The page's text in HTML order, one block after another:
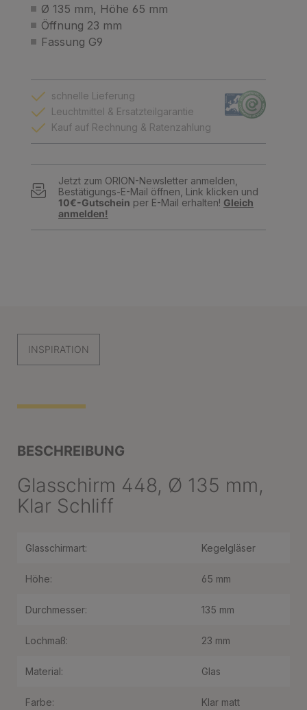
Ø 135 mm, Höhe 65 mm
Öffnung 23 mm
Fassung G9
schnelle Lieferung
Leuchtmittel & Ersatzteilgarantie
Kauf auf Rechnung & Ratenzahlung
Jetzt zum ORION-Newsletter anmelden,
Bestätigungs-E-Mail öffnen, Link klicken und
10€-Gutschein per E-Mail erhalten! Gleich
anmelden!
INSPIRATION
BESCHREIBUNG
Glasschirm 448, Ø 135 mm,
Klar Schliff
Glasschirmart: Kegelgläser
Höhe: 65 mm
Durchmesser: 135 mm
Lochmaß: 23 mm
Material: Glas
Farbe: Klar matt